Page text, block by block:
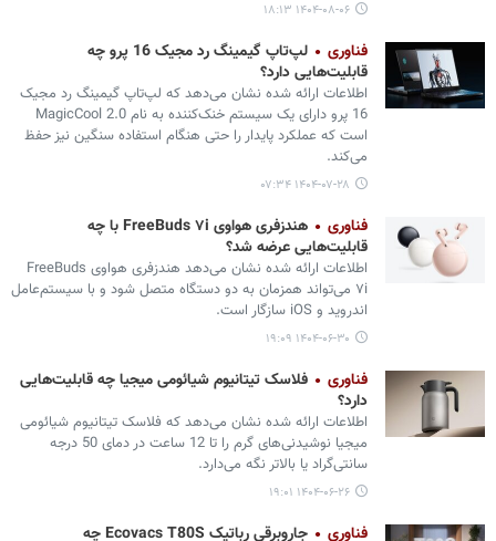
۱۴۰۴-۰۸-۰۶ ۱۸:۱۳
فناوری
لپ‌تاپ گیمینگ رد مجیک 16 پرو چه
قابلیت‌هایی دارد؟
اطلاعات ارائه شده نشان می‌دهد که لپ‌تاپ گیمینگ رد مجیک
16 پرو دارای یک سیستم خنک‌کننده به نام MagicCool 2.0
است که عملکرد پایدار را حتی هنگام استفاده سنگین نیز حفظ
می‌کند.
۱۴۰۴-۰۷-۲۸ ۰۷:۳۴
فناوری
هندزفری هواوی FreeBuds ۷i با چه
قابلیت‌هایی عرضه شد؟
اطلاعات ارائه شده نشان می‌دهد هندزفری هواوی FreeBuds
۷i می‌تواند همزمان به دو دستگاه متصل شود و با سیستم‌عامل
اندروید و iOS سازگار است.
۱۴۰۴-۰۶-۳۰ ۱۹:۰۹
فناوری
فلاسک تیتانیوم شیائومی میجیا چه قابلیت‌هایی
دارد؟
اطلاعات ارائه شده نشان می‌دهد که فلاسک تیتانیوم شیائومی
میجیا نوشیدنی‌های گرم را تا 12 ساعت در دمای 50 درجه
سانتی‌گراد یا بالاتر نگه می‌دارد.
۱۴۰۴-۰۶-۲۶ ۱۹:۰۱
فناوری جاروبرقی رباتیک Ecovacs T80S چه